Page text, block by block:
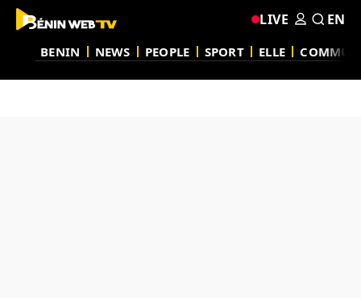
BENIN NEWS PEOPLE SPORT ELLE
LIVE EN